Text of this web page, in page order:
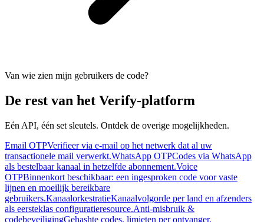
Van wie zien mijn gebruikers de code?
De rest van het Verify-platform
Eén API, één set sleutels. Ontdek de overige mogelijkheden.
Email OTPVerifieer via e-mail op het netwerk dat al uw
transactionele mail verwerkt.WhatsApp OTPCodes via WhatsApp
als bestelbaar kanaal in hetzelfde abonnement.Voice
OTPBinnenkort beschikbaar: een ingesproken code voor vaste
lijnen en moeilijk bereikbare
gebruikers.KanaalorkestratieKanaalvolgorde per land en afzenders
als eersteklas configuratieresource.Anti-misbruik &
codebeveiligingGehashte codes, limieten per ontvanger,